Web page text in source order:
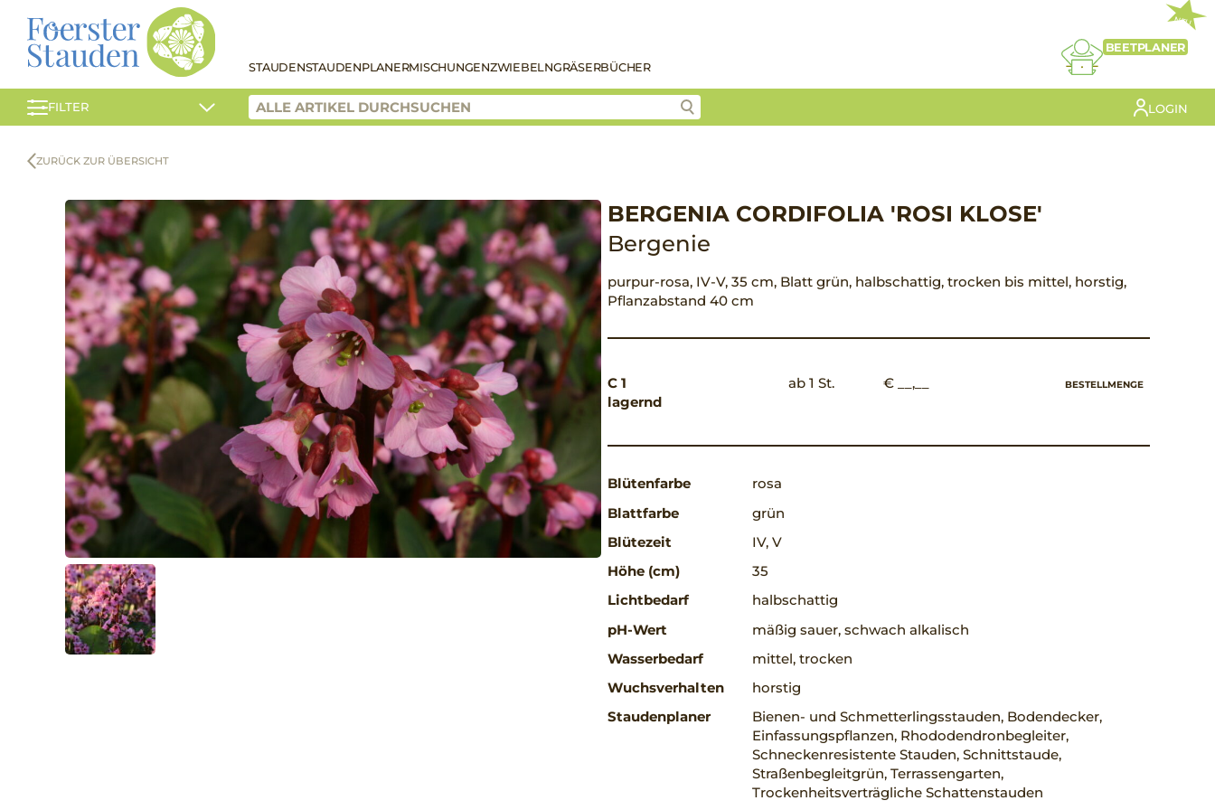
STAUDENSTAUDENPLANERMISCHUNGENZWIEBELNGRÄSERBÜCHER
NEU
BEETPLANER
FILTER LOGIN
ZURÜCK ZUR ÜBERSICHT
BERGENIA CORDIFOLIA 'ROSI KLOSE'
Bergenie
purpur-rosa, IV-V, 35 cm, Blatt grün, halbschattig, trocken bis mittel, horstig,
Pflanzabstand 40 cm
C 1
lagernd
ab 1 St. € __,__ BESTELLMENGE
Blütenfarbe
rosa
Blattfarbe
grün
Blütezeit
IV, V
Höhe (cm)
35
Lichtbedarf
halbschattig
pH-Wert
mäßig sauer, schwach alkalisch
Wasserbedarf
mittel, trocken
Wuchsverhalten
horstig
Staudenplaner
Bienen- und Schmetterlingsstauden, Bodendecker,
Einfassungspflanzen, Rhododendronbegleiter,
Schneckenresistente Stauden, Schnittstaude,
Straßenbegleitgrün, Terrassengarten,
Trockenheitsverträgliche Schattenstauden